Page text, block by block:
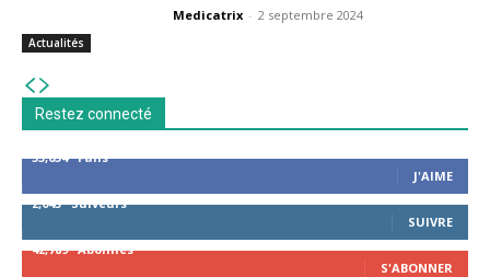
Actualités
Medicatrix - 2 septembre 2024
Restez connecté
53,654
Fans
J'AIME
2,043 Suiveurs
SUIVRE
42,789 Abonnés
S'ABONNER